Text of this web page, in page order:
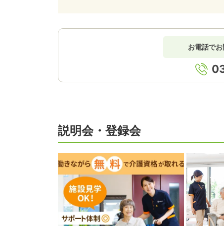
お電話で
説明会・登録会